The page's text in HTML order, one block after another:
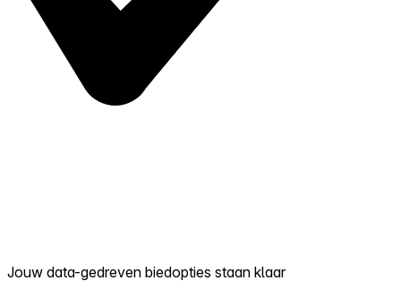
Jouw data-gedreven biedopties staan klaar